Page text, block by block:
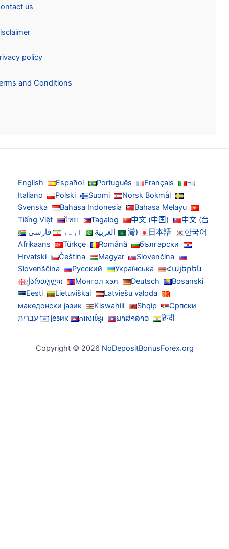
Contact us
Disclaimer
Privacy policy
Terms and Conditions
English Español Português
Français
Italiano
Polski Suomi
Norsk Bokmål
Svenska
Bahasa Indonesia
Bahasa Melayu
Tiếng Việt
ไทย Tagalog 中文 (中国)
中文 (台
灣)
日本語 한국어 العربية اردو
فارسی
Afrikaans
Türkçe Română
български
Hrvatski
Čeština Magyar
Slovenčina
Slovenščina
Русский Українська
Հայերեն
ქართული
Монгол хэл Deutsch
Bosanski
Eesti
Lietuviškai
Latviešu valoda
македонски јазик
Kiswahili Shqip
Српски
језик
ភាសាខ្មែរ ພາສາລາວ हिन्दी עברית
Copyright © 2026NoDepositBonusForex.org